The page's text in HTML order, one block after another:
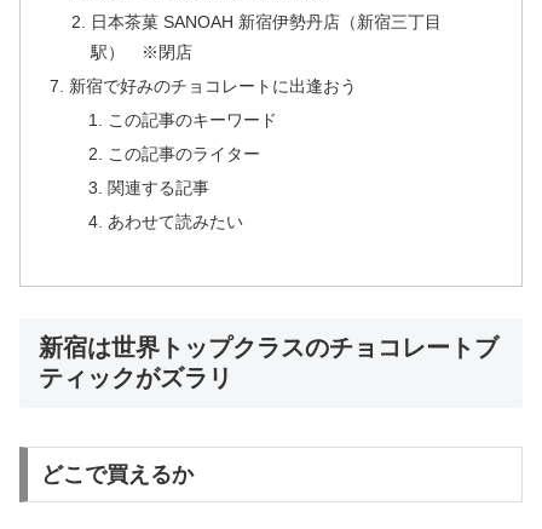
日本茶菓 SANOAH 新宿伊勢丹店（新宿三丁目
駅） ※閉店
新宿で好みのチョコレートに出逢おう
この記事のキーワード
この記事のライター
関連する記事
あわせて読みたい
新宿は世界トップクラスのチョコレートブ
ティックがズラリ
どこで買えるか